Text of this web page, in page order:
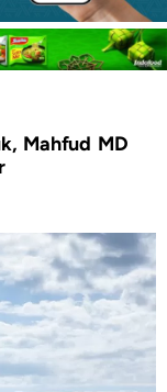
Mahfud MD